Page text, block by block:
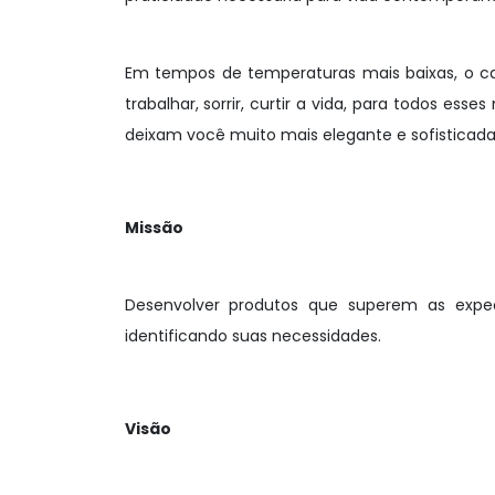
Em tempos de temperaturas mais baixas, o
trabalhar, sorrir, curtir a vida, para todos
deixam você muito mais elegante e
Missão
Desenvolver produtos que superem as
identificando suas necessidades.
Visão